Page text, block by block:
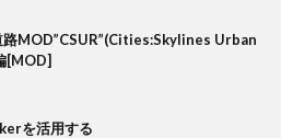
MOD”CSUR”(Cities:Skylines Urban
[MOD]
を活用する